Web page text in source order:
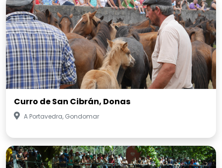
Curro de San Cibrán, Donas
A Portavedra, Gondomar